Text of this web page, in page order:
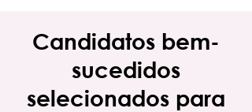
Candidatos bem-
sucedidos
selecionados para